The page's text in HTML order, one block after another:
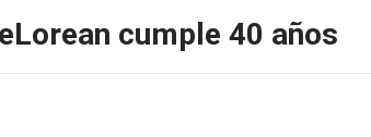
cumple 40 años